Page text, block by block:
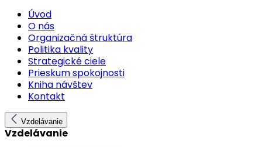
Úvod
O nás
Organizačná štruktúra
Politika kvality
Strategické ciele
Prieskum spokojnosti
Kniha návštev
Kontakt
Vzdelávanie
Vzdelávanie